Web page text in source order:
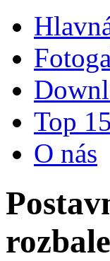
Top 15
O nás